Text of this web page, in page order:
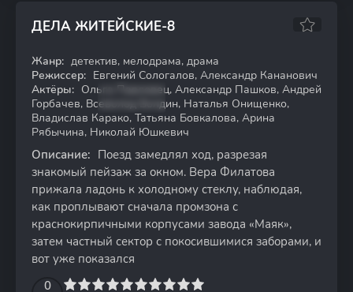
ДЕЛА ЖИТЕЙСКИЕ-8
WEB-DL
6.81
Жанр: детектив, мелодрама, драма
Режиссер: Евгений Сологалов, Александр Кананович
Актёры: Ольга Павловец, Александр Пашков, Андрей
Горбачев, Всеволод Болдин, Наталья Онищенко,
Владислав Карако, Татьяна Бовкалова, Арина
Рябычина, Николай Юшкевич
Описание: Поезд замедлял ход, разрезая
знакомый пейзаж за окном. Вера Филатова
прижала ладонь к холодному стеклу, наблюдая,
как проплывают сначала промзона с
краснокирпичными корпусами завода «Маяк»,
затем частный сектор с покосившимися заборами, и
вот уже показался
0
5 7 8 9 10